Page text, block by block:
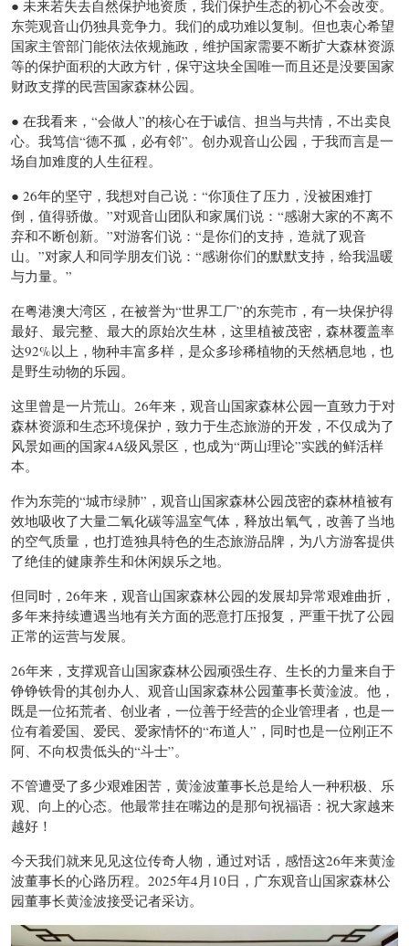
● 未来若失去自然保护地资质，我们保护生态的初心不会改变。
东莞观音山仍独具竞争力。我们的成功难以复制。但也衷心希望
国家主管部门能依法依规施政，维护国家需要不断扩大森林资源
等的保护面积的大政方针，保守这块全国唯一而且还是没要国家
财政支撑的民营国家森林公园。
● 在我看来，“会做人”的核心在于诚信、担当与共情，不出卖良
心。我笃信“德不孤，必有邻”。创办观音山公园，于我而言是一
场自加难度的人生征程。
● 26年的坚守，我想对自己说：“你顶住了压力，没被困难打
倒，值得骄傲。”对观音山团队和家属们说：“感谢大家的不离不
弃和不断创新。”对游客们说：“是你们的支持，造就了观音
山。”对家人和同学朋友们说：“感谢你们的默默支持，给我温暖
与力量。”
在粤港澳大湾区，在被誉为“世界工厂”的东莞市，有一块保护得
最好、最完整、最大的原始次生林，这里植被茂密，森林覆盖率
达92%以上，物种丰富多样，是众多珍稀植物的天然栖息地，也
是野生动物的乐园。
这里曾是一片荒山。26年来，观音山国家森林公园一直致力于对
森林资源和生态环境保护，致力于生态旅游的开发，不仅成为了
风景如画的国家4A级风景区，也成为“两山理论”实践的鲜活样
本。
作为东莞的“城市绿肺”，观音山国家森林公园茂密的森林植被有
效地吸收了大量二氧化碳等温室气体，释放出氧气，改善了当地
的空气质量，也打造独具特色的生态旅游品牌，为八方游客提供
了绝佳的健康养生和休闲娱乐之地。
但同时，26年来，观音山国家森林公园的发展却异常艰难曲折，
多年来持续遭遇当地有关方面的恶意打压报复，严重干扰了公园
正常的运营与发展。
26年来，支撑观音山国家森林公园顽强生存、生长的力量来自于
铮铮铁骨的其创办人、观音山国家森林公园董事长黄淦波。他，
既是一位拓荒者、创业者，一位善于经营的企业管理者，也是一
位有着爱国、爱民、爱家情怀的“布道人”，同时也是一位刚正不
阿、不向权贵低头的“斗士”。
不管遭受了多少艰难困苦，黄淦波董事长总是给人一种积极、乐
观、向上的心态。他最常挂在嘴边的是那句祝福语：祝大家越来
越好！
今天我们就来见见这位传奇人物，通过对话，感悟这26年来黄淦
波董事长的心路历程。2025年4月10日，广东观音山国家森林公
园董事长黄淦波接受记者采访。